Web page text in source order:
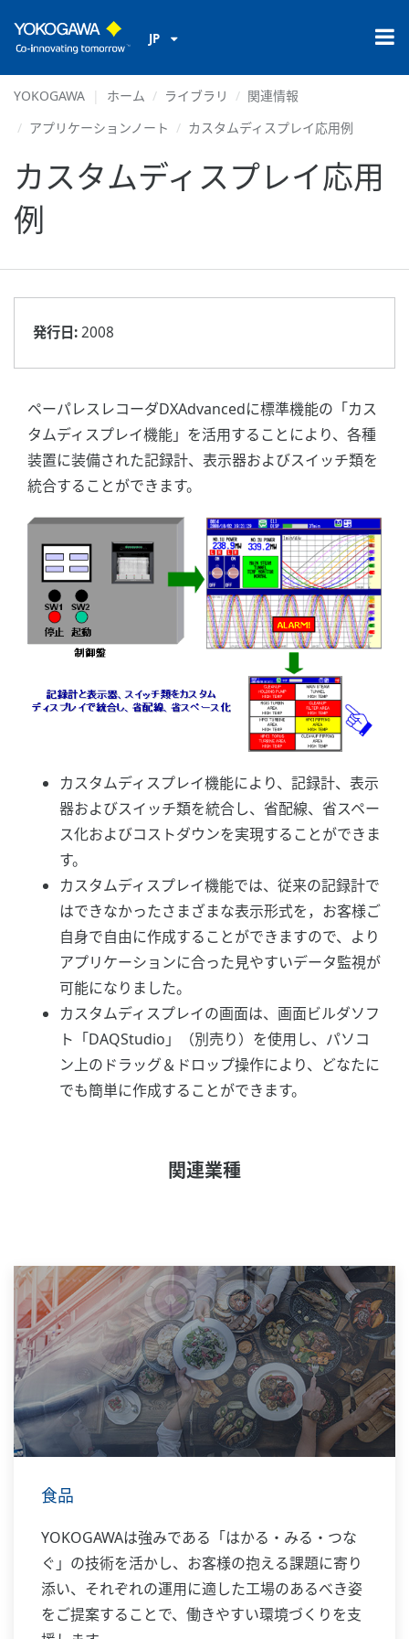
JP
YOKOGAWA ホーム ライブラリ
関連情報
アプリケーションノート
カスタムディスプレイ応用例
カスタムディスプレイ応用
例
発行日:2008
ペーパレスレコーダDXAdvancedに標準機能の「カス
タムディスプレイ機能」を活用することにより、各種
装置に装備された記録計、表示器およびスイッチ類を
統合することができます。
カスタムディスプレイ機能により、記録計、表示
器およびスイッチ類を統合し、省配線、省スペー
ス化およびコストダウンを実現することができま
す。
カスタムディスプレイ機能では、従来の記録計で
はできなかったさまざまな表示形式を，お客様ご
自身で自由に作成することができますので、より
アプリケーションに合った見やすいデータ監視が
可能になりました。
カスタムディスプレイの画面は、画面ビルダソフ
ト「DAQStudio」（別売り）を使用し、パソコ
ン上のドラッグ＆ドロップ操作により、どなたに
でも簡単に作成することができます。
関連業種
食品
YOKOGAWAは強みである「はかる・みる・つな
ぐ」の技術を活かし、お客様の抱える課題に寄り
添い、それぞれの運用に適した工場のあるべき姿
をご提案することで、働きやすい環境づくりを支